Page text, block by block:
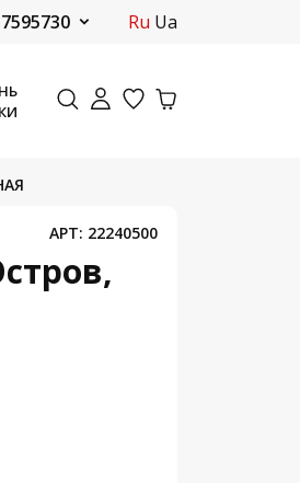
ru ua
АРТ: 22240500